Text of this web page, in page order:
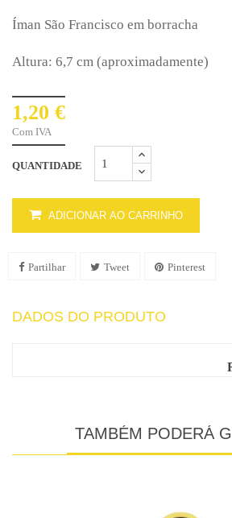
Íman São Francisco em borracha
Altura: 6,7 cm (aproximadamente)
1,20 €
Com IVA
QUANTIDADE
ADICIONAR AO CARRINHO
Partilhar Tweet Pinterest
DADOS DO PRODUTO
TAMBÉM PODERÁ